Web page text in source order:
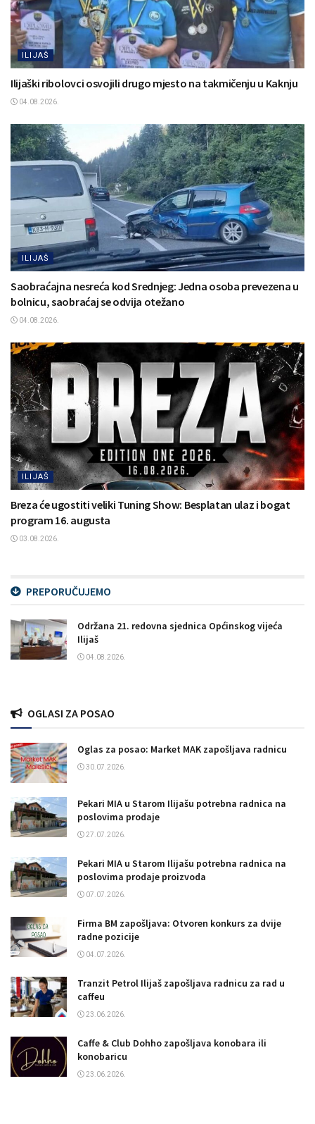
ILIJAŠ
Ilijaški ribolovci osvojili drugo mjesto na takmičenju u Kaknju
04.08.2026.
ILIJAŠ
Saobraćajna nesreća kod Srednjeg: Jedna osoba prevezena u
bolnicu, saobraćaj se odvija otežano
04.08.2026.
ILIJAŠ
Breza će ugostiti veliki Tuning Show: Besplatan ulaz i bogat
program 16. augusta
03.08.2026.
PREPORUČUJEMO
Održana 21. redovna sjednica Općinskog vijeća
Ilijaš
04.08.2026.
OGLASI ZA POSAO
Oglas za posao: Market MAK zapošljava radnicu
30.07.2026.
Pekari MIA u Starom Ilijašu potrebna radnica na
poslovima prodaje
27.07.2026.
Pekari MIA u Starom Ilijašu potrebna radnica na
poslovima prodaje proizvoda
07.07.2026.
Firma BM zapošljava: Otvoren konkurs za dvije
radne pozicije
04.07.2026.
Tranzit Petrol Ilijaš zapošljava radnicu za rad u
caffeu
23.06.2026.
Caffe & Club Dohho zapošljava konobara ili
konobaricu
23.06.2026.